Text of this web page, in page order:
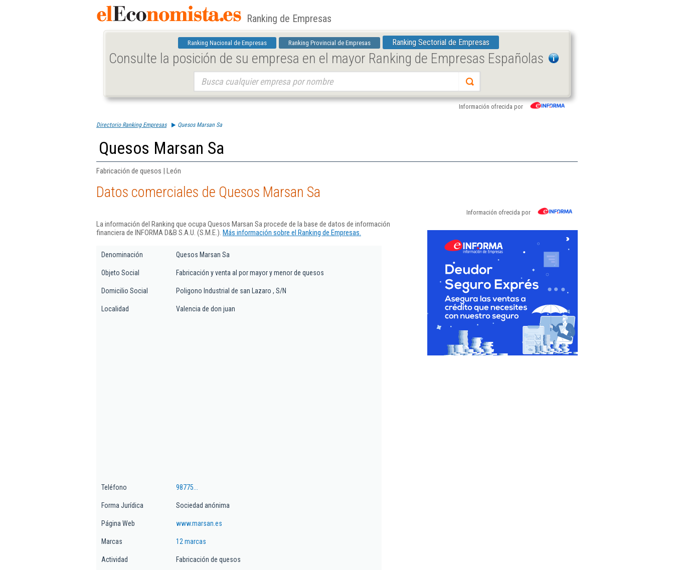
Ranking de Empresas
Ranking Nacional de Empresas Ranking Provincial de Empresas Ranking Sectorial de Empresas
Consulte la posición de su empresa en el mayor Ranking de Empresas Españolas
Información ofrecida por
Directorio Ranking Empresas Quesos Marsan Sa
Quesos Marsan Sa
Fabricación de quesos | León
Datos comerciales de Quesos Marsan Sa
Información ofrecida por
La información del Ranking que ocupa Quesos Marsan Sa procede de la base de datos de información
financiera de INFORMA D&B S.A.U. (S.M.E.). Más información sobre el Ranking de Empresas.
Denominación Quesos Marsan Sa
Objeto Social Fabricación y venta al por mayor y menor de quesos
Domicilio Social Poligono Industrial de san Lazaro , S/N
Localidad Valencia de don juan
Teléfono 98775...
Forma Jurídica Sociedad anónima
Página Web www.marsan.es
Marcas 12 marcas
Actividad Fabricación de quesos